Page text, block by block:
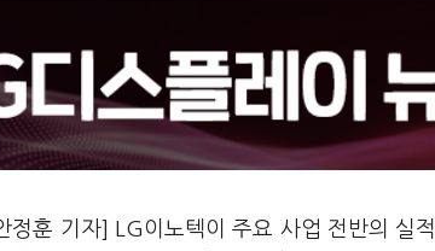
정훈 기자] LG이노텍이 주요 사업 전반의 실